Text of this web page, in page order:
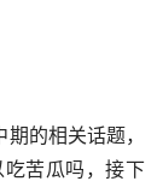
的相关话题，
苦瓜吗，接下